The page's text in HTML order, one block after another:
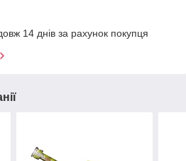
14 днів за рахунок покупця